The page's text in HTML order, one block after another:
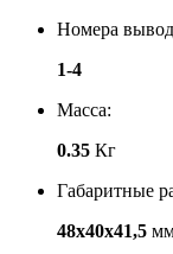
Номера
1-4
Масса:
0.35 Кг
Габаритные
48х40х41,5